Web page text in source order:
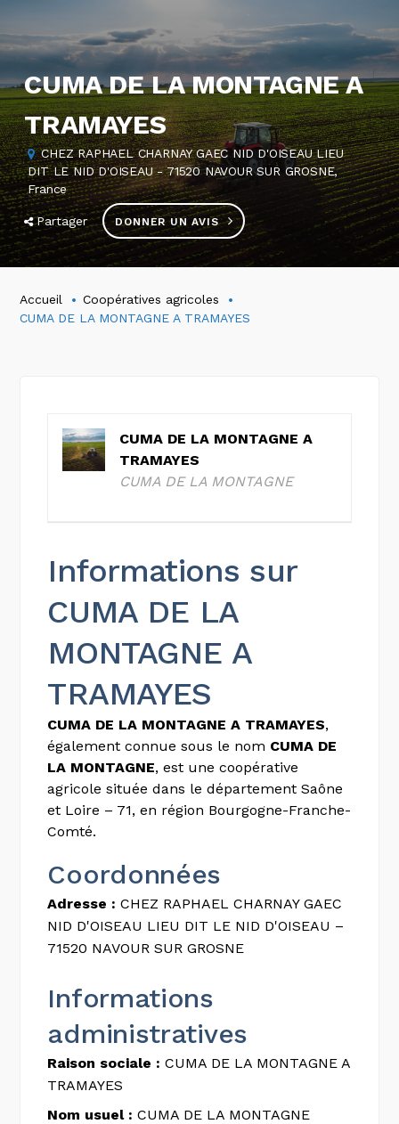
CUMA DE LA MONTAGNE A
TRAMAYES
CHEZ RAPHAEL CHARNAY GAEC NID D'OISEAU LIEU
DIT LE NID D'OISEAU - 71520 NAVOUR SUR GROSNE,
France
Partager DONNER UN AVIS
Accueil
Coopératives agricoles
CUMA DE LA MONTAGNE A TRAMAYES
CUMA DE LA MONTAGNE A
TRAMAYES
CUMA DE LA MONTAGNE
Informations sur
CUMA DE LA
MONTAGNE A
TRAMAYES
CUMA DE LA MONTAGNE A TRAMAYES,
également connue sous le nom CUMA DE
LA MONTAGNE, est une coopérative
agricole située dans le département Saône
et Loire – 71, en région Bourgogne-Franche-
Comté.
Coordonnées
Adresse : CHEZ RAPHAEL CHARNAY GAEC
NID D'OISEAU LIEU DIT LE NID D'OISEAU –
71520 NAVOUR SUR GROSNE
Informations
administratives
Raison sociale : CUMA DE LA MONTAGNE A
TRAMAYES
Nom usuel : CUMA DE LA MONTAGNE